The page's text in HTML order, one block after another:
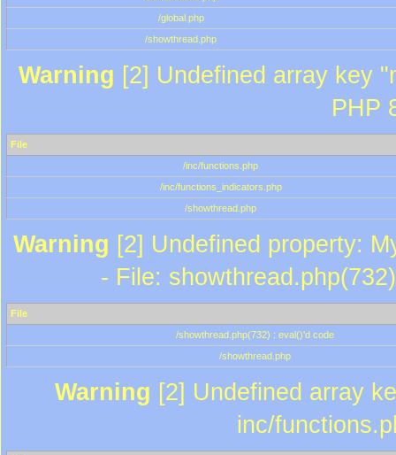
/global.php
/showthread.php
Warning [2] Undefined array key
PHP
File
/inc/functions.php
/inc/functions_indicators.php
/showthread.php
Warning [2] Undefined property:
- File:
File
/showthread.php(732) : eval()'d code
/showthread.php
Warning [2] Undefined array
inc/